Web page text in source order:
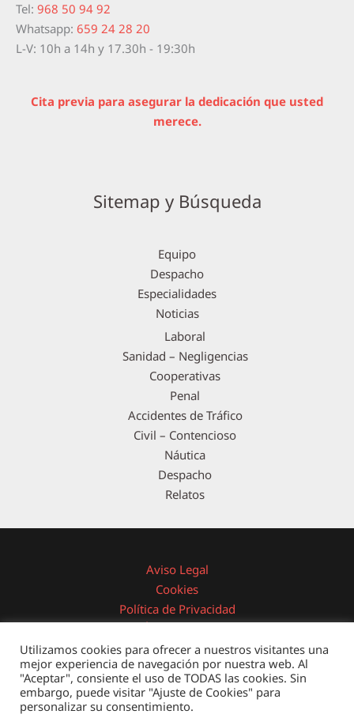
Tel: 968 50 94 92
Whatsapp: 659 24 28 20
L-V: 10h a 14h y 17.30h - 19:30h
Cita previa para asegurar la dedicación que usted
merece.
Sitemap y Búsqueda
Equipo
Despacho
Especialidades
Noticias
Laboral
Sanidad – Negligencias
Cooperativas
Penal
Accidentes de Tráfico
Civil – Contencioso
Náutica
Despacho
Relatos
Aviso Legal
Cookies
Política de Privacidad
Copyright © 2026 Domingo Núñez & Asociados - Abogados
Utilizamos cookies para ofrecer a nuestros visitantes una
mejor experiencia de navegación por nuestra web. Al
"Aceptar", consiente el uso de TODAS las cookies. Sin
embargo, puede visitar "Ajuste de Cookies" para
personalizar su consentimiento.